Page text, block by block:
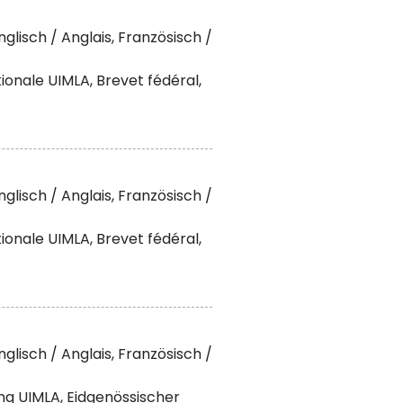
/ Anglais, Französisch /
UIMLA, Brevet fédéral,
/ Anglais, Französisch /
UIMLA, Brevet fédéral,
/ Anglais, Französisch /
UIMLA, Eidgenössischer